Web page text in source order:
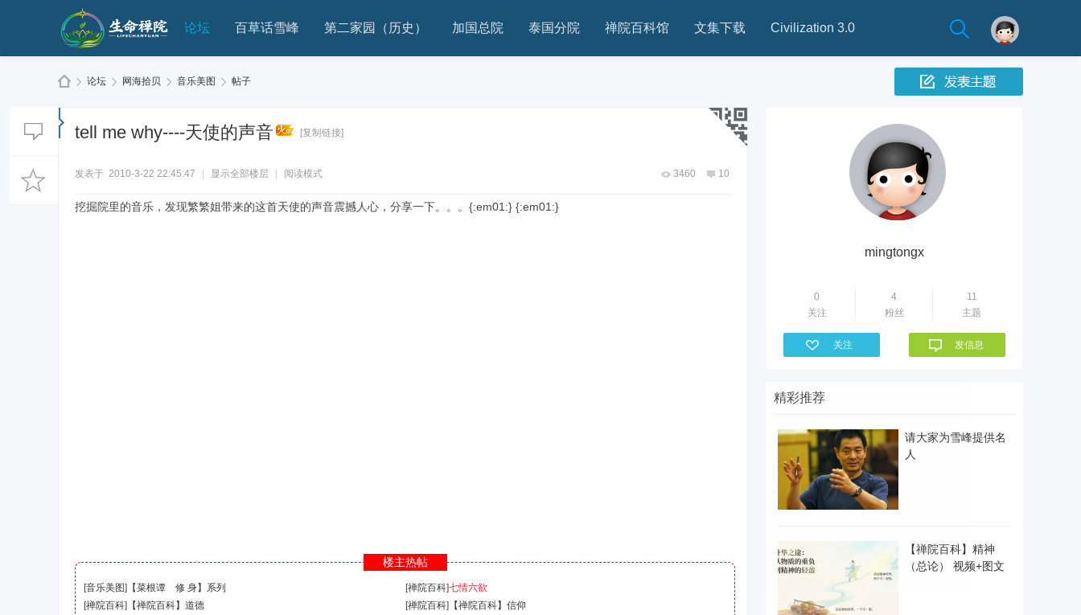
论坛 百草话雪峰 第二家园（历史） 加国总院 泰国分院 禅院百科馆 文集下载 Civilization 3.0
论坛 网海拾贝 音乐美图 帖子
tell me why----天使的声音 [复制链接]
3460 10
发表于 2010-3-22 22:45:47 显示全部楼层 阅读模式
挖掘院里的音乐，发现繁繁姐带来的这首天使的声音震撼人心，分享一下。。。{:em01:} {:em01:}
楼主热帖
【菜根谭 修 身】系列
[音乐美图] 七情六欲
[禅院百科]
【禅院百科】道德
[禅院百科] 【禅院百科】信仰
[禅院百科]
mingtongx
0
关注
4
粉丝
11
主题
关注 发信息
精彩推荐
请大家为雪峰提供名
人
【禅院百科】精神
（总论） 视频+图文